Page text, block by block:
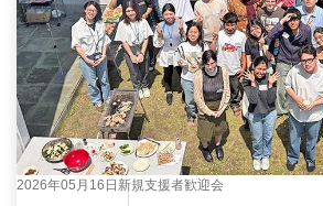
2026年05月16日 新規支援者歓迎会